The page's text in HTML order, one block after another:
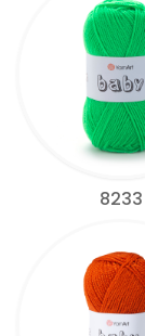
8233